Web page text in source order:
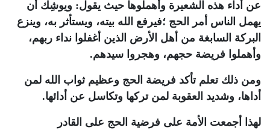
عن أداء هذه الشعيرة وأهملوها حيث يقول: ويوشِك أن
يهمل الناس أمر الحج ؛فيرفع الله بيته، ويستأثر به، وينزع
البركة السابغة من أهل الأرض الذين أغفلوا نداء ربهم،
وأهملوا فريضة حجهم، وهجروا سيدهم.
ومن ذلك تعلم تأكد فريضة الحج وعظيم ثواب الله لمن
أداها، وشديد العقوبة لمن تركها وتكاسل عن أدائها.
لهذا أجمعت الأمة على فرضية الحج على القادر